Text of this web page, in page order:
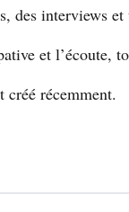
des interviews
et l’écoute,
récemment.